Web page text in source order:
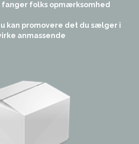
folks opmærksomhed
kan promovere det du sælger i
anmassende